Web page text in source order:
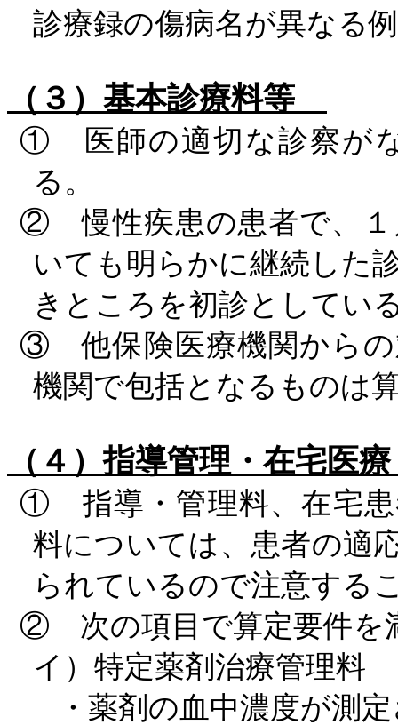
診療録の傷病名が異なる
（３）基本診療料等
① 医師の適切な診察が
る。
② 慢性疾患の患者で、１
いても明らかに継続した
きところを初診としてい
③ 他保険医療機関からの
機関で包括となるものは
（４）指導管理・在宅医
① 指導・管理料、在宅患
料については、患者の適
られているので注意する
② 次の項目で算定要件を
イ）特定薬剤治療管理料
・薬剤の血中濃度が測